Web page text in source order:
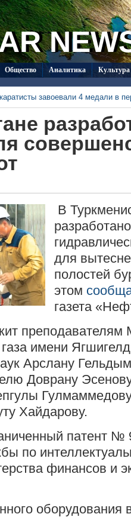
Общество Аналитика
Культура
завоевали 4 медали в
ожидаются дожди и
прошел региональный
Ашхабаде планируется
правумеждународную
будет широко
В
для
полостей
этом
газета
преподавателям
имени
Арслану
Доврану
Хайдарову.
патент №
по
финансов и
оборудования